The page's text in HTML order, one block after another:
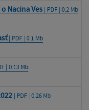
Nacina Ves | PDF | 0.2 Mb
| PDF | 0.1 Mb
| 0.13 Mb
| PDF | 0.26 Mb